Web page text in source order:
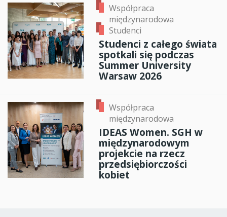
Współpraca
międzynarodowa
Studenci
Studenci z całego świata
spotkali się podczas
Summer University
Warsaw 2026
Współpraca
międzynarodowa
IDEAS Women. SGH w
międzynarodowym
projekcie na rzecz
przedsiębiorczości
kobiet